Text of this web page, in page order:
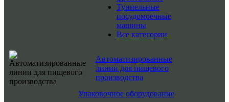
Туннельные
посудомоечные
машины
Все категории
Автоматизированные
линии для пищевого
производства
Упаковочное оборудование